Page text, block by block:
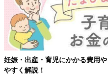
妊娠・出産・育児にかかる費用
やすく解説！